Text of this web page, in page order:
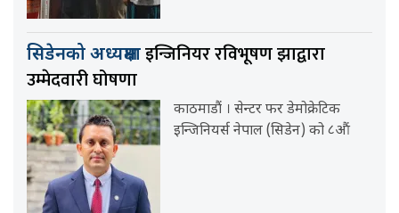
सिडेनको अध्यक्षमाइन्जिनियर रविभूषण झाद्वारा
उम्मेदवारी घोषणा
काठमाडौं । सेन्टर फर डेमोक्रेटिक
इन्जिनियर्स नेपाल (सिडेन) को ८औं